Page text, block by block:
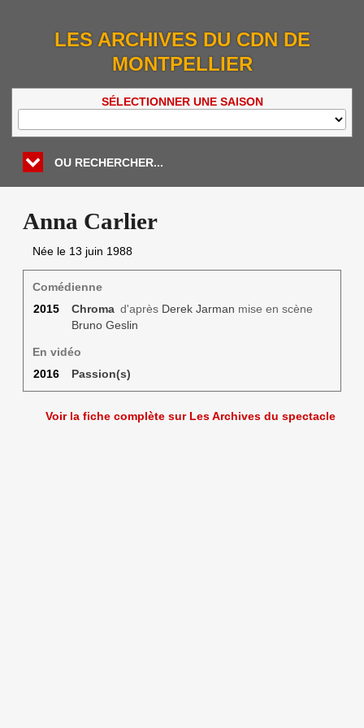
LES ARCHIVES DU CDN DE
MONTPELLIER
SÉLECTIONNER UNE SAISON
OU RECHERCHER...
Anna Carlier
Née le 13 juin 1988
Comédienne
2015
Chromad'après Derek Jarman mise en scène
Bruno Geslin
En vidéo
2016
Passion(s)
Voir la fiche complète sur Les Archives du spectacle